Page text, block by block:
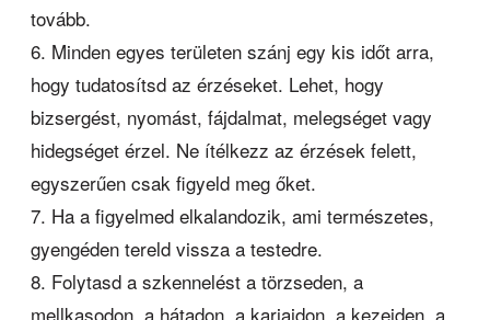
tovább.
Minden egyes területen szánj egy kis időt arra,
hogy tudatosítsd az érzéseket. Lehet, hogy
bizsergést, nyomást, fájdalmat, melegséget vagy
hidegséget érzel. Ne ítélkezz az érzések felett,
egyszerűen csak figyeld meg őket.
Ha a figyelmed elkalandozik, ami természetes,
gyengéden tereld vissza a testedre.
Folytasd a szkennelést a törzseden, a
mellkasodon, a hátadon, a karjaidon, a kezeiden, a